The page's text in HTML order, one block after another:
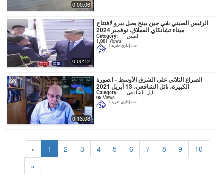
0:00:06
0:00:12
الرئيس الصيني شي جين بينج يصل بيرو لافتتاح
ميناء تشانكاي العملاق، نوفمبر 2024
Category: الصين
1,001Views
إداري-تغريد 1 year
0:13:08
الصراع الثلاثي على الشرق الأوسط - الصورة
الكبيرة، نائل الشافعي، 13 أبريل 2021
Category: نايل الشافعي
95 Views
إداري-تغريد 1 year
« 1 2 3 4 5 6 7 8 9
10
»